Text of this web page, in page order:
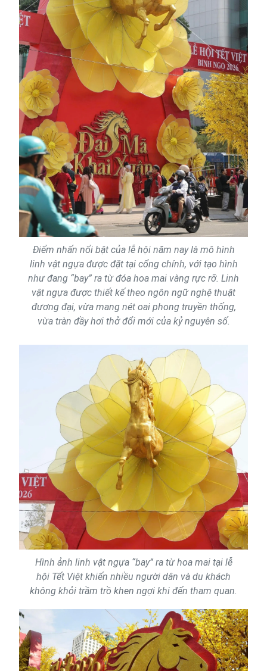
Điểm nhấn nổi bật của lễ hội năm nay là mô hình
linh vật ngựa được đặt tại cổng chính, với tạo hình
như đang “bay” ra từ đóa hoa mai vàng rực rỡ. Linh
vật ngựa được thiết kế theo ngôn ngữ nghệ thuật
đương đại, vừa mang nét oai phong truyền thống,
vừa tràn đầy hơi thở đổi mới của kỷ nguyên số.
Hình ảnh linh vật ngựa “bay” ra từ hoa mai tại lễ
hội Tết Việt khiến nhiều người dân và du khách
không khỏi trầm trồ khen ngợi khi đến tham quan.